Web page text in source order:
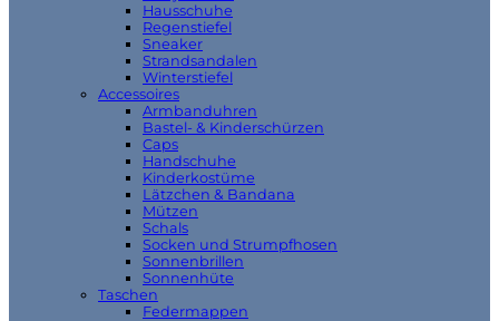
Hausschuhe
Regenstiefel
Sneaker
Strandsandalen
Winterstiefel
Accessoires
Armbanduhren
Bastel- & Kinderschürzen
Caps
Handschuhe
Kinderkostüme
Lätzchen & Bandana
Mützen
Schals
Socken und Strumpfhosen
Sonnenbrillen
Sonnenhüte
Taschen
Federmappen